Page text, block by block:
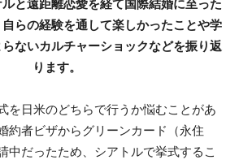
と遠距離恋愛を経て国際結婚に至った
らの経験を通して楽しかったことや学
ないカルチャーショックなどを振り返
ります。
を日米のどちらで行うか悩むことがあ
約者ビザからグリーンカード（永住
中だったため、シアトルで挙式するこ